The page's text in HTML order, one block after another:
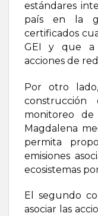
estándares
país en la
certificados
GEI y que a
acciones de
Por otro
monitoreo
Magdalena
permita
emisiones
ecosistemas
El segundo
asociar las